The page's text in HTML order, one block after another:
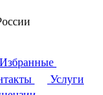
Избранные
Услуги